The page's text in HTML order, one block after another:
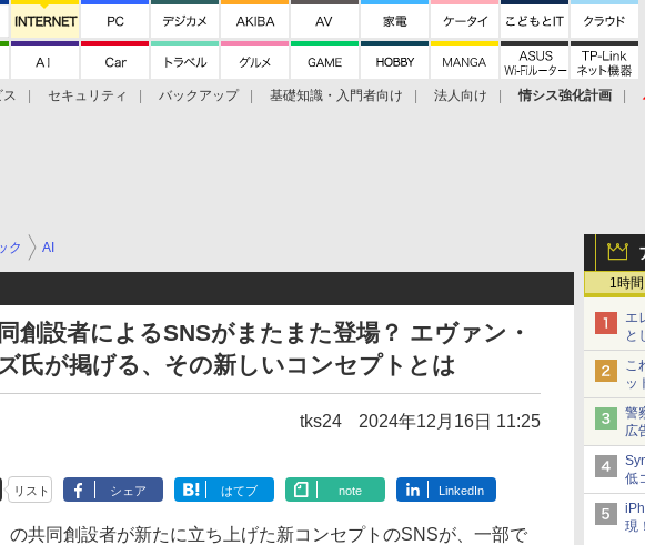
ス セキュリティ バックアップ 基礎知識・入門者向け 法人向け 情シス強化計画
1時間
エ
と
ス
え
こ
ッ
ー
ど
警
広
広
使
低
ー
ア
現
ク AI
創設者によるSNSがまたまた登場？ エヴァン・
氏が掲げる、その新しいコンセプトとは
tks24 2024年12月16日 11:25
リスト シェア はてブ note LinkedIn
共同創設者が新たに立ち上げた新コンセプトのSNSが、一部で